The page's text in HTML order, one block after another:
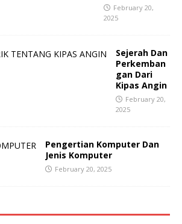
February 20,
2025
Sejerah Dan
Perkemban
gan Dari
Kipas Angin
February 20,
2025
Pengertian Komputer Dan
Jenis Komputer
February 20, 2025